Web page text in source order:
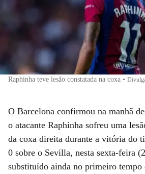
Raphinha teve lesão constatada na coxa •
O Barcelona confirmou na manhã
o atacante Raphinha sofreu uma
da coxa direita durante a vitória do
0 sobre o Sevilla, nesta sexta-feira
substituído ainda no primeiro